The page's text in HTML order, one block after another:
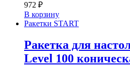
972 ₽
В корзину
Ракетки START
Ракетка для
Level 100